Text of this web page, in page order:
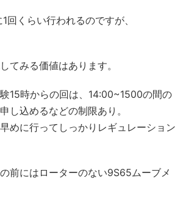
回くらい行われるのですが、
てみる価値はあります。
験15時からの回は、14:00~1500の間の
し込めるなどの制限あり。
めに行ってしっかりレギュレーション
前にはローターのない9S65ムーブメ